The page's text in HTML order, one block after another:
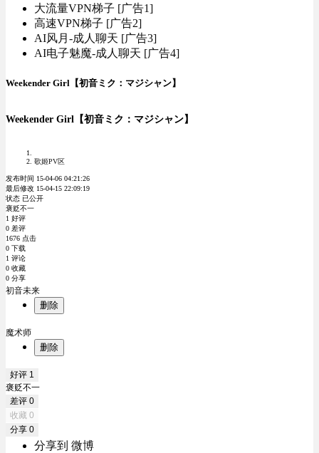
大流量VPN梯子 [广告1]
高速VPN梯子 [广告2]
AI风月-成人聊天 [广告3]
AI电子魅魔-成人聊天 [广告4]
Weekender Girl【初音ミク：マジシャン】
Weekender Girl【初音ミク：マジシャン】
歌姬PV区
发布时间 15-04-06 04:21:26
最后修改 15-04-15 22:09:19
状态 已公开
褒贬不一
1 好评
0 差评
1676 点击
0 下载
1 评论
0 收藏
0 分享
初音未来
删除
魔术师
删除
好评 1
褒贬不一
差评 0
收藏 0
分享 0
分享到 微博